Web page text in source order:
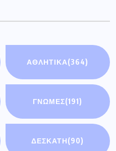
ΑΘΛΗΤΙΚΑ(364)
ΓΝΩΜΕΣ(191)
ΔΕΣΚΑΤΗ(90)